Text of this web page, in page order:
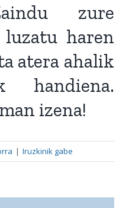
zure
luzatu haren
atera ahalik
handiena.
izena!
| Iruzkinik gabe